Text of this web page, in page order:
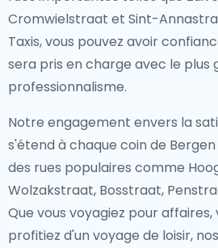
Cromwielstraat et Sint-
Taxis, vous pouvez avoir
sera pris en charge avec le plus
professionnalisme.
Notre engagement envers la
s'étend à chaque coin de
des rues populaires comme
Wolzakstraat, Bosstraat,
Que vous voyagiez pour affaires,
profitiez d'un voyage de loisir,